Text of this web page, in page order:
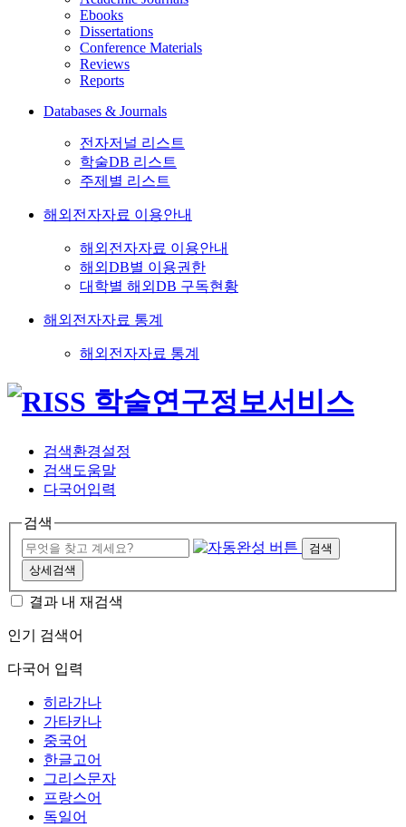
Ebooks
Dissertations
Conference Materials
Reviews
Reports
Databases & Journals
전자저널 리스트
학술DB 리스트
주제별 리스트
해외전자자료 이용안내
해외전자자료 이용안내
해외DB별 이용권한
대학별 해외DB 구독현황
해외전자자료 통계
해외전자자료 통계
검색환경설정
검색도움말
다국어입력
검색
검색
상세검색
결과 내 재검색
인기 검색어
다국어 입력
히라가나
가타카나
중국어
한글고어
그리스문자
프랑스어
독일어